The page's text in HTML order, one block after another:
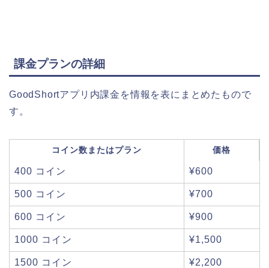
課金プランの詳細
GoodShortアプリ内課金を情報を表にまとめたもので
す。
コイン数またはプラン 価格
400 コイン ¥600
500 コイン ¥700
600 コイン ¥900
1000 コイン ¥1,500
1500 コイン ¥2,200